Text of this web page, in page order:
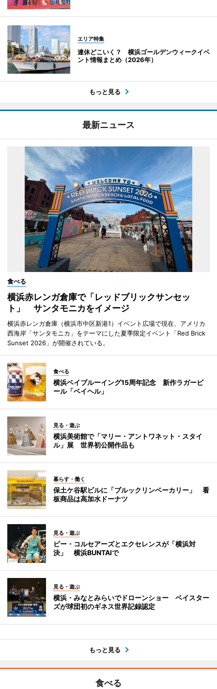
エリア特集
連休どこいく？ 横浜ゴールデンウィークイベ
ント情報まとめ（2026年）
もっと見る
最新ニュース
食べる
横浜赤レンガ倉庫で「レッドブリックサンセッ
ト」 サンタモニカをイメージ
横浜赤レンガ倉庫（横浜市中区新港1）イベント広場で現在、アメリカ
西海岸「サンタモニカ」をテーマにした夏季限定イベント「Red Brick
Sunset 2026」が開催されている。
食べる
横浜ベイブルーイング15周年記念 新作ラガービ
ール「ベイヘル」
見る・遊ぶ
横浜美術館で「マリー・アントワネット・スタイ
ル」展 世界初公開作品も
暮らす・働く
保土ケ谷駅ビルに「ブルックリンベーカリー」 看
板商品は高加水ドーナツ
見る・遊ぶ
ビー・コルセアーズとエクセレンスが「横浜対
決」 横浜BUNTAIで
見る・遊ぶ
横浜・みなとみらいでドローンショー ベイスター
ズが球団初のギネス世界記録認定
もっと見る
食べる